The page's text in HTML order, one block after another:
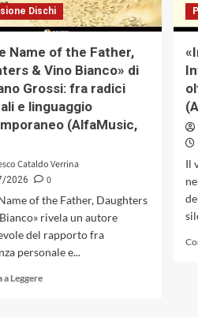
speciale:
l’ispettore
del
commissario
Montalbano
Dischi
Name of the Father,
& Vino Bianco» di
Grossi: fra radici
e linguaggio
(AlfaMusic,
Cataldo Verrina
2026
0
of the Father, Daughters
rivela un autore
del rapporto fra
personale e...
LeggereLeggi
Il